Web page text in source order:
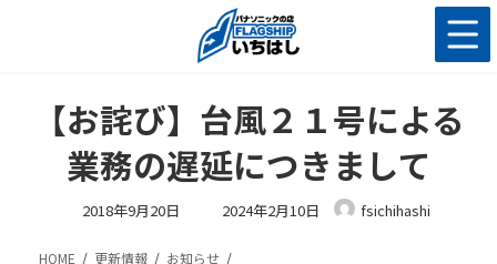
【お詫び】台風２１号による
業務の遅延につきまして
2018年9月20日 最
終
日
2024年2月10日 fsichihashi
HOME 更新情報
お知らせ